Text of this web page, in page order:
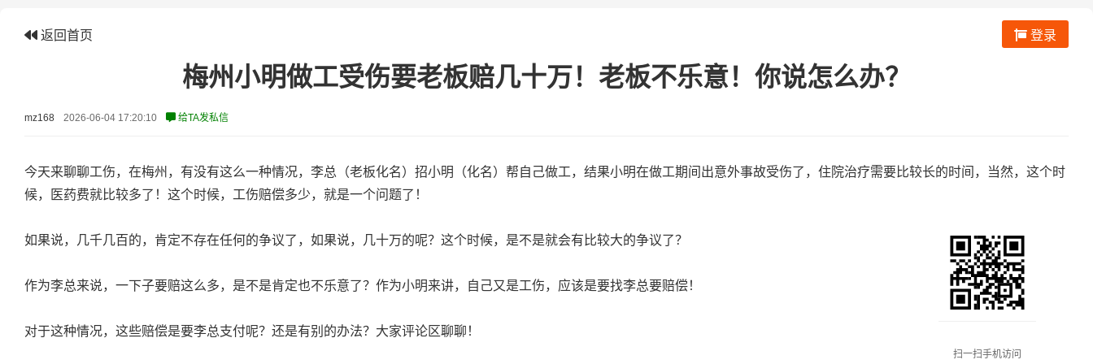
返回首页 登录
梅州小明做工受伤要老板赔几十万！老板不乐意！你说怎么办？
mz168 2026-06-04 17:20:10 给TA发私信
今天来聊聊工伤，在梅州，有没有这么一种情况，李总（老板化名）招小明（化名）帮自己做工，结果小明在做工期间出意外事故受伤了，住院治疗需要比较长的时间，当然，这个时
候，医药费就比较多了！这个时候，工伤赔偿多少，就是一个问题了！
如果说，几千几百的，肯定不存在任何的争议了，如果说，几十万的呢？这个时候，是不是就会有比较大的争议了？
作为李总来说，一下子要赔这么多，是不是肯定也不乐意了？作为小明来讲，自己又是工伤，应该是要找李总要赔偿！
对于这种情况，这些赔偿是要李总支付呢？还是有别的办法？大家评论区聊聊！
扫一扫手机访问